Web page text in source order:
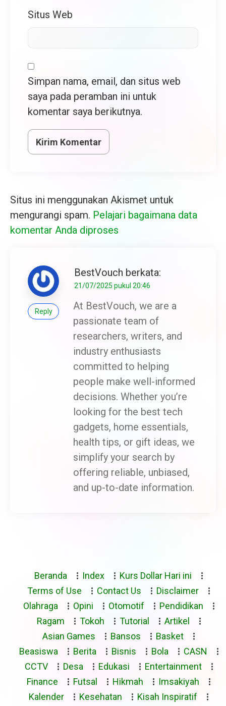
Situs Web
Simpan nama, email, dan situs web
saya pada peramban ini untuk
komentar saya berikutnya.
Situs ini menggunakan Akismet untuk
mengurangi spam. Pelajari bagaimana data
komentar Anda diproses
BestVouch berkata:
21/07/2025 pukul 20:46
At BestVouch, we are a
passionate team of
researchers, writers, and
industry enthusiasts
committed to helping
people make well-informed
decisions. Whether you’re
looking for the best tech
gadgets, home essentials,
health tips, or gift ideas, we
simplify your search by
offering reliable, unbiased,
and up-to-date information.
Reply
Beranda Index
Kurs Dollar Hari ini
Terms of Use
Contact Us
Disclaimer
Olahraga
Opini Otomotif
Pendidikan
Ragam
Tokoh Tutorial
Artikel
Asian Games
Bansos
Basket
Beasiswa
Berita Bisnis Bola
CASN
CCTV
Desa Edukasi
Entertainment
Finance
Futsal Hikmah
Imsakiyah
Kalender
Kesehatan Kisah Inspiratif